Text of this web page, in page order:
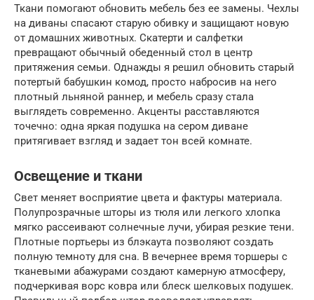
Ткани помогают обновить мебель без ее замены. Чехлы
на диваны спасают старую обивку и защищают новую
от домашних животных. Скатерти и салфетки
превращают обычный обеденный стол в центр
притяжения семьи. Однажды я решил обновить старый
потертый бабушкин комод, просто набросив на него
плотный льняной раннер, и мебель сразу стала
выглядеть современно. Акценты расставляются
точечно: одна яркая подушка на сером диване
притягивает взгляд и задает тон всей комнате.
Освещение и ткани
Свет меняет восприятие цвета и фактуры материала.
Полупрозрачные шторы из тюля или легкого хлопка
мягко рассеивают солнечные лучи, убирая резкие тени.
Плотные портьеры из блэкаута позволяют создать
полную темноту для сна. В вечернее время торшеры с
тканевыми абажурами создают камерную атмосферу,
подчеркивая ворс ковра или блеск шелковых подушек.